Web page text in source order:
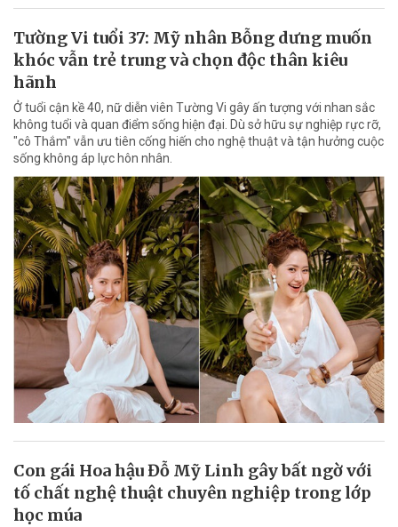
Tường Vi tuổi 37: Mỹ nhân Bỗng dưng muốn
khóc vẫn trẻ trung và chọn độc thân kiêu
hãnh
Ở tuổi cận kề 40, nữ diễn viên Tường Vi gây ấn tượng với nhan sắc
không tuổi và quan điểm sống hiện đại. Dù sở hữu sự nghiệp rực rỡ,
"cô Thắm" vẫn ưu tiên cống hiến cho nghệ thuật và tận hưởng cuộc
sống không áp lực hôn nhân.
Con gái Hoa hậu Đỗ Mỹ Linh gây bất ngờ với
tố chất nghệ thuật chuyên nghiệp trong lớp
học múa